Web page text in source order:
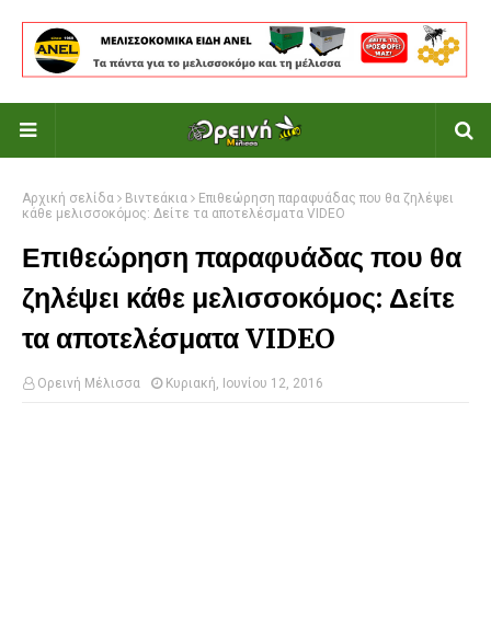
Αρχική σελίδα Βιντεάκια
Επιθεώρηση παραφυάδας που θα ζηλέψει
κάθε μελισσοκόμος: Δείτε τα αποτελέσματα VIDEO
Επιθεώρηση παραφυάδας που θα
ζηλέψει κάθε μελισσοκόμος: Δείτε
τα αποτελέσματα VIDEO
Ορεινή Μέλισσα Κυριακή, Ιουνίου 12, 2016